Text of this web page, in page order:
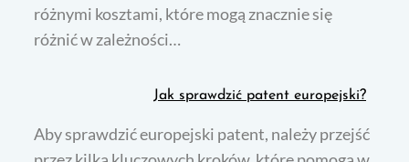
różnymi kosztami, które mogą znacznie się
różnić w zależności…
Jak sprawdzić patent europejski?
Aby sprawdzić europejski patent, należy przejść